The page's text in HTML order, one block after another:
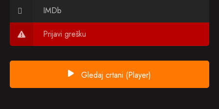
IMDb
Prijavi grešku
Gledaj crtani (Player)